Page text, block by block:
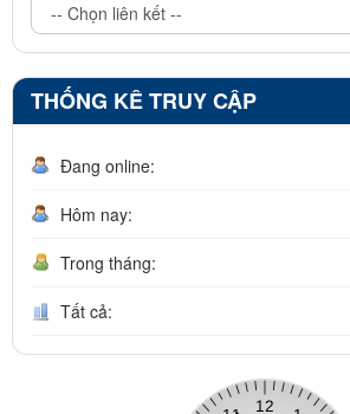
THỐNG KÊ TRUY CẬP
Đang online:
Hôm nay:
Trong tháng:
Tất cả: